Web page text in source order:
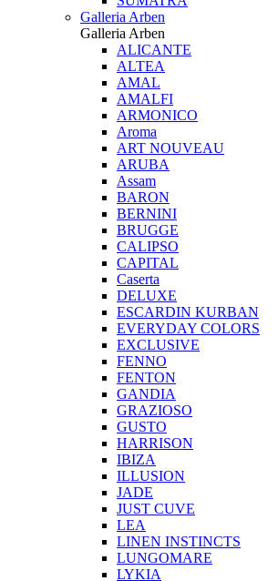
Galleria Arben
Galleria Arben
ALICANTE
ALTEA
AMAL
AMALFI
ARMONICO
Aroma
ART NOUVEAU
ARUBA
Assam
BARON
BERNINI
BRUGGE
CALIPSO
CAPITAL
Caserta
DELUXE
ESCARDIN KURBAN
EVERYDAY COLORS
EXCLUSIVE
FENNO
FENTON
GANDIA
GRAZIOSO
GUSTO
HARRISON
IBIZA
ILLUSION
JADE
JUST CUVE
LEA
LINEN INSTINCTS
LUNGOMARE
LYKIA